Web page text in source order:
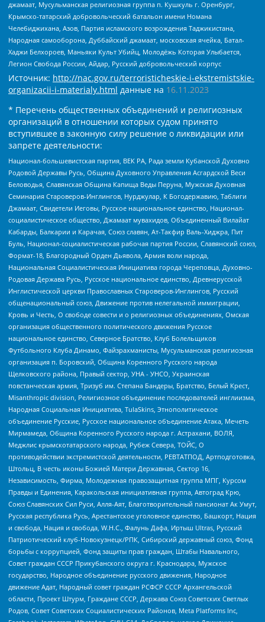
джамаат, Мусульманская религиозная группа п. Кушкуль г. Оренбург,
Крымско-татарский добровольческий батальон имени Номана
Челебиджихана, Азов, Партия исламского возрождения Таджикистана,
Народная самооборона, Дуббайский джамаат, московская ячейка, Батал-
Хаджи Белхороев, Маньяки Культ Убийц, Молодёжь Которая Улыбается,
Легион Свобода России, Айдар, Русский добровольческий корпус
Источник: http://nac.gov.ru/terroristicheskie-i-ekstremistskie-
organizacii-i-materialy.html данные на 16.11.2023
* Перечень общественных объединений и религиозных
организаций в отношении которых судом принято
вступившее в законную силу решение о ликвидации или
запрете деятельности:
Национал-большевистская партия, ВЕК РА, Рада земли Кубанской Духовно
Родовой Державы Русь, Община Духовного Управления Асгардской Веси
Беловодья, Славянская Община Капища Веды Перуна, Мужская Духовная
Семинария Староверов-Инглингов, Нурджулар, К Богодержавию, Таблиги
Джамаат, Свидетели Иеговы, Русское национальное единство, Национал-
социалистическое общество, Джамаат мувахидов, Объединенный Вилайат
Кабарды, Балкарии и Карачая, Союз славян, Ат-Такфир Валь-Хиджра, Пит
Буль, Национал-социалистическая рабочая партия России, Славянский союз,
Формат-18, Благородный Орден Дьявола, Армия воли народа,
Национальная Социалистическая Инициатива города Череповца, Духовно-
Родовая Держава Русь, Русское национальное единство, Древнерусской
Инглистической церкви Православных Староверов-Инглингов, Русский
общенациональный союз, Движение против нелегальной иммиграции,
Кровь и Честь, О свободе совести и о религиозных объединениях, Омская
организация общественного политического движения Русское
национальное единство, Северное Братство, Клуб Болельщиков
Футбольного Клуба Динамо, Файзрахманисты, Мусульманская религиозная
организация п. Боровский, Община Коренного Русского народа
Щелковского района, Правый сектор, УНА - УНСО, Украинская
повстанческая армия, Тризуб им. Степана Бандеры, Братство, Белый Крест,
Misanthropic division, Религиозное объединение последователей инглиизма,
Народная Социальная Инициатива, TulaSkins, Этнополитическое
объединение Русские, Русское национальное объединение Атака, Мечеть
Мирмамеда, Община Коренного Русского народа г. Астрахани, ВОЛЯ,
Меджлис крымскотатарского народа, Рубеж Севера, ТОЙС, О
противодействии экстремистской деятельности, РЕВТАТПОД, Артподготовка,
Штольц, В честь иконы Божией Матери Державная, Сектор 16,
Независимость, Фирма, Молодежная правозащитная группа МПГ, Курсом
Правды и Единения, Каракольская инициативная группа, Автоград Крю,
Союз Славянских Сил Руси, Алля-Аят, Благотворительный пансионат Ак Умут,
Русская республика Русь, Арестантское уголовное единство, Башкорт, Нация
и свобода, Нация и свобода, W.H.С., Фалунь Дафа, Иртыш Ultras, Русский
Патриотический клуб-Новокузнецк/РПК, Сибирский державный союз, Фонд
борьбы с коррупцией, Фонд защиты прав граждан, Штабы Навального,
Совет граждан СССР Прикубанского округа г. Краснодара, Мужское
государство, Народное объединение русского движения, Народное
движение Адат, Народный совет граждан РСФСР СССР Архангельской
области, Проект Штурм, Граждане СССР, Держава Союз Советских Светлых
Родов, Совет Советских Социалистических Районов, Meta Platforms Inc,